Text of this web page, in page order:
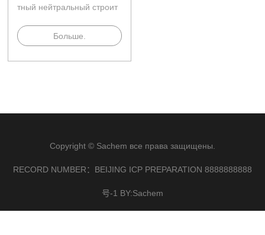
тный нейтральный строит
етик, отверждающийся пр
и комнатной температуре.
Больше.
Copyright © Sachem все права защищены.
RECORD NUMBER：BEIJING ICP PREPARATION 8888888888
号-1 BY:Sachem